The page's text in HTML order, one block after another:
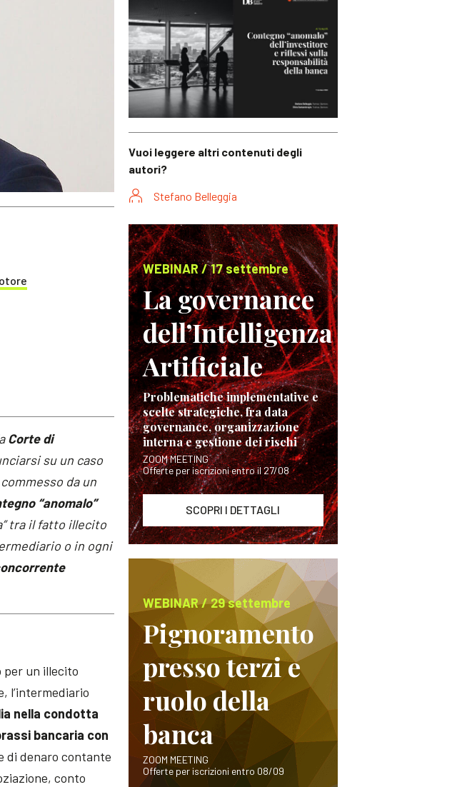
Corte di
su un caso
da un
“anomalo”
tra il fatto illecito
o in ogni
per un illecito
l’intermediario
nella condotta
bancaria con
di denaro contante
conto
Vuoi leggere altri contenuti degli
autori?
Stefano Belleggia
WEBINAR / 17 settembre
La governance
dell’Intelligenza
Artificiale
Problematiche implementative e
scelte strategiche, fra data
governance, organizzazione
interna e gestione dei rischi
ZOOM MEETING
Offerte per iscrizioni entro il 27/08
SCOPRI I DETTAGLI
WEBINAR / 29 settembre
Pignoramento
presso terzi e
ruolo della
banca
ZOOM MEETING
Offerte per iscrizioni entro 08/09